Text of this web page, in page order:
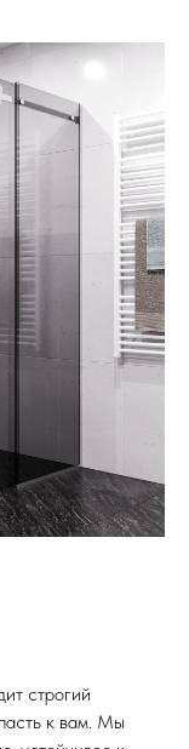
строгий
к вам. Мы